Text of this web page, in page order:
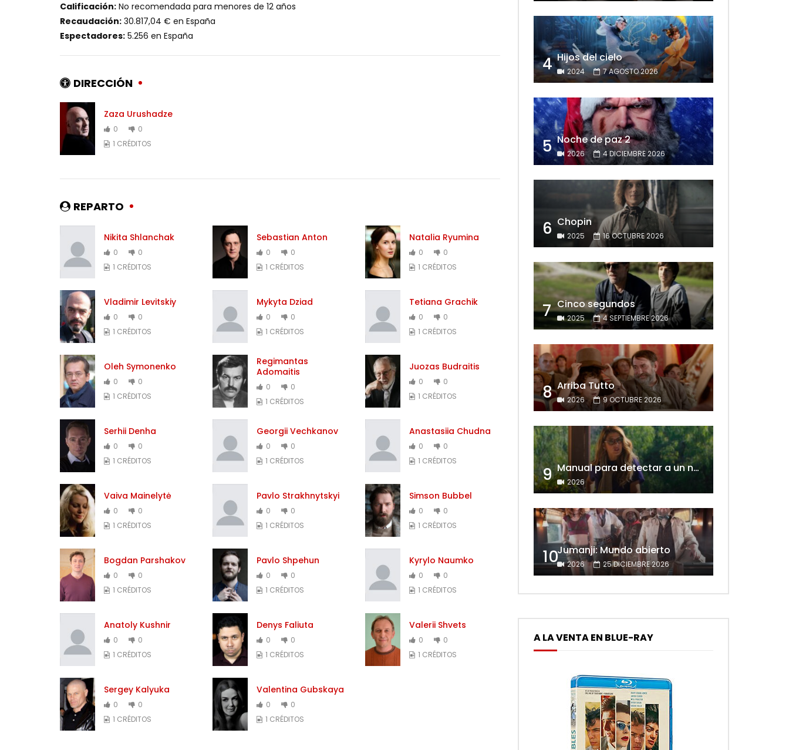
Calificación: No recomendada para menores de 12 años
Recaudación: 30.817,04 € en España
Espectadores: 5.256 en España
DIRECCIÓN
Zaza Urushadze
0
0
1 CRÉDITOS
REPARTO
Nikita Shlanchak
0
0
1 CRÉDITOS
Sebastian Anton
0
0
1 CRÉDITOS
Natalia Ryumina
0
0
1 CRÉDITOS
Vladimir Levitskiy
0
0
1 CRÉDITOS
Mykyta Dziad
0
0
1 CRÉDITOS
Tetiana Grachik
0
0
1 CRÉDITOS
Oleh Symonenko
0
0
1 CRÉDITOS
Regimantas
Adomaitis
0
0
1 CRÉDITOS
Juozas Budraitis
0
0
1 CRÉDITOS
Serhii Denha
0
0
1 CRÉDITOS
Georgii Vechkanov
0
0
1 CRÉDITOS
Anastasiia Chudna
0
0
1 CRÉDITOS
Vaiva Mainelytė
0
0
1 CRÉDITOS
Pavlo Strakhnytskyi
0
0
1 CRÉDITOS
Simson Bubbel
0
0
1 CRÉDITOS
Bogdan Parshakov
0
0
1 CRÉDITOS
Pavlo Shpehun
0
0
1 CRÉDITOS
Kyrylo Naumko
0
0
1 CRÉDITOS
Anatoly Kushnir
0
0
1 CRÉDITOS
Denys Faliuta
0
0
1 CRÉDITOS
Valerii Shvets
0
0
1 CRÉDITOS
Sergey Kalyuka
0
0
1 CRÉDITOS
Valentina Gubskaya
0
0
1 CRÉDITOS
4 Hijos del cielo
2024 7 AGOSTO 2026
5 Noche de paz 2
2026 4 DICIEMBRE 2026
6 Chopin
2025 16 OCTUBRE 2026
7 Cinco segundos
2025 4 SEPTIEMBRE 2026
8 Arriba Tutto
2026 9 OCTUBRE 2026
9 Manual para detectar a un narcisista
2026
10Jumanji: Mundo abierto
2026 25 DICIEMBRE 2026
A LA VENTA EN BLUE-RAY